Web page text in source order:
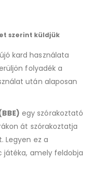
szerint küldjük
kard használata
folyadék a
után alaposan
egy szórakoztató
át szórakoztatja
Legyen ez a
játéka, amely feldobja